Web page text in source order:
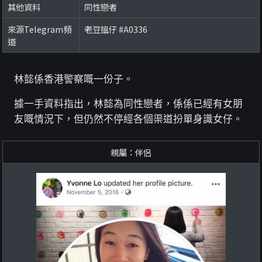
其他資料
同性戀者
來源Telegram頻
道
老豆搵仔 #A0336
林懿係香港警察嘅一份子。
據一手資料指出，林懿為同性戀者，係係已經有女朋
友嘅情況下，但仍然不停經各個渠道扮單身識女仔。
親屬：伴侶